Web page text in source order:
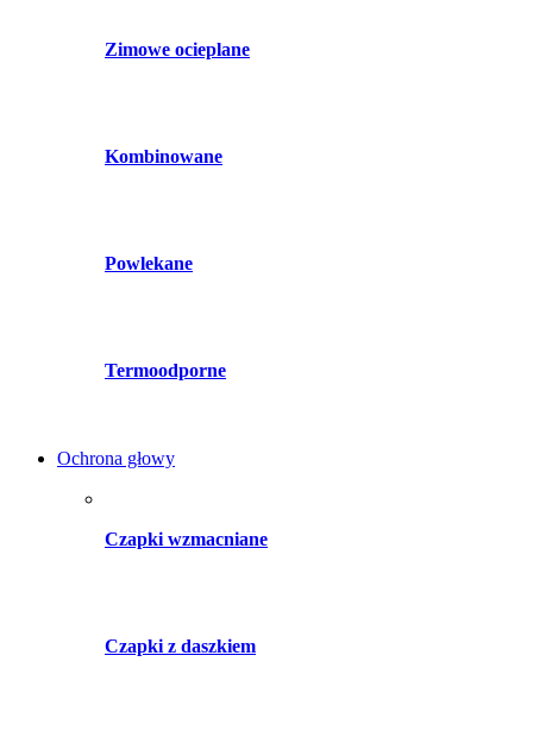
Zimowe ocieplane
Kombinowane
Powlekane
Termoodporne
Ochrona głowy
Czapki wzmacniane
Czapki z daszkiem